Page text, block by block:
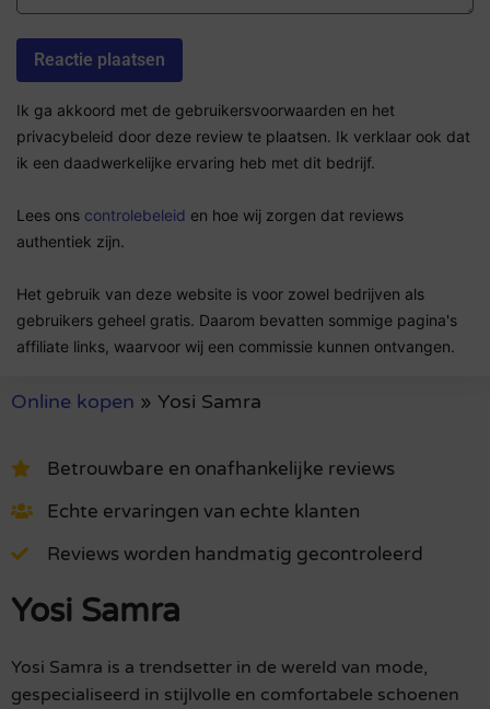
Ik ga akkoord met de gebruikersvoorwaarden en het
privacybeleid door deze review te plaatsen. Ik verklaar ook dat
ik een daadwerkelijke ervaring heb met dit bedrijf.
Lees ons controlebeleid en hoe wij zorgen dat reviews
authentiek zijn.
Het gebruik van deze website is voor zowel bedrijven als
gebruikers geheel gratis. Daarom bevatten sommige pagina's
affiliate links, waarvoor wij een commissie kunnen ontvangen.
Online kopen » Yosi Samra
Betrouwbare en onafhankelijke reviews
Echte ervaringen van echte klanten
Reviews worden handmatig gecontroleerd
Yosi Samra
Yosi Samra is a trendsetter in de wereld van mode,
gespecialiseerd in stijlvolle en comfortabele schoenen